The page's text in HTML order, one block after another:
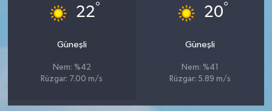
22°
Güneşli
Nem: %42
Rüzgar: 7.00 m/s
20°
Güneşli
Nem: %41
Rüzgar: 5.89 m/s